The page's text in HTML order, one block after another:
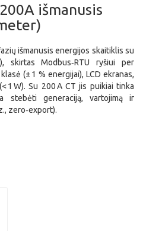
išmanusis
išmanusis energijos skaitiklis su
skirtas Modbus‑RTU ryšiui per
(± 1 % energijai), LCD ekranas,
1 W). Su 200 A CT jis puikiai tinka
stebėti generaciją, vartojimą ir
zero‑export).